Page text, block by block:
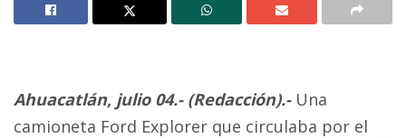
Ahuacatlán, julio 04.- (Redacción).- Una
camioneta Ford Explorer que circulaba por el